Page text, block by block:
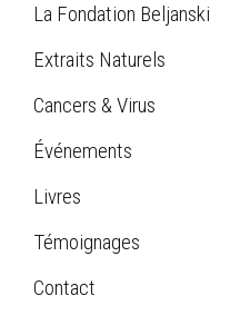
La Fondation Beljanski
Extraits Naturels
Cancers & Virus
Événements
Livres
Témoignages
Contact
Archive by Category